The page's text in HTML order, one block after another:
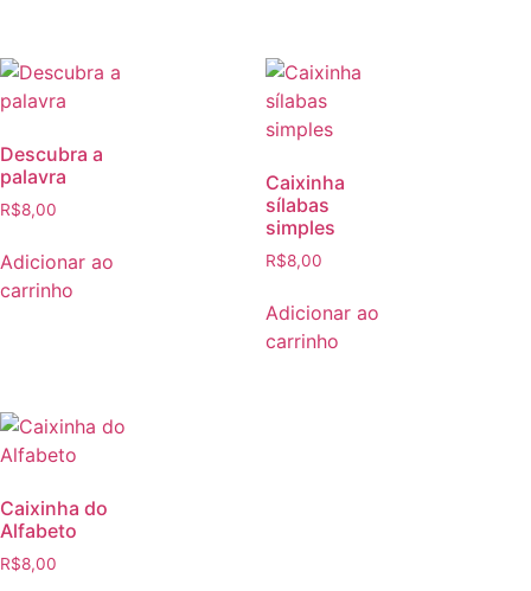
Descubra a
palavra
R$8,00
Adicionar ao
carrinho
Caixinha
sílabas
simples
R$8,00
Adicionar ao
carrinho
Caixinha do
Alfabeto
R$8,00